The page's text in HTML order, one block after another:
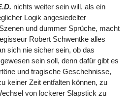
nichts weiter sein will, als ein
Logik angesiedelter
und dummer Sprüche, macht
Robert Schwentke alles
sich nie sicher sein, ob das
sein soll, denn dafür gibt es
und tragische Geschehnisse,
keiner Zeit entfalten können, zu
von lockerer Slapstick zu